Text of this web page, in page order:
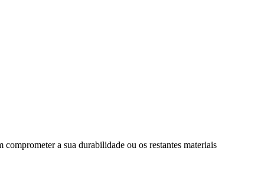
a sua durabilidade ou os restantes materiais